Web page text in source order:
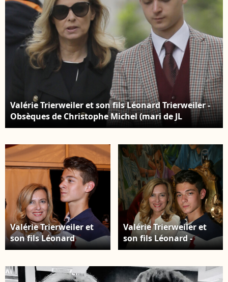
Valérie Trierweiler et son fils Léonard Trierweiler -
Obsèques de Christophe Michel (mari de JL
Romero) au crématorium du cimetière du Père
Valérie Trierweiler et
son fils Léonard
dansent lors de
Fête des Tuileries à
Valérie Trierweiler et
son fils Léonard -
Inauguration de la
Paris le 26 juin 2015.